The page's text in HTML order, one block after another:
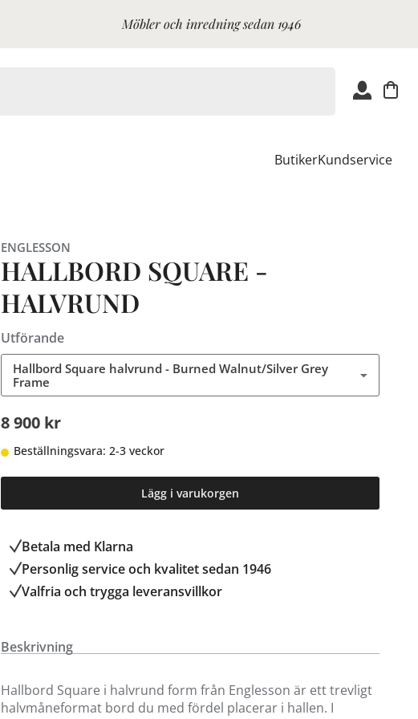
Möbler och inredning sedan 1946
ButikerKundservice
ENGLESSON
HALLBORD SQUARE -
HALVRUND
Utförande
Hallbord Square halvrund - Burned Walnut/Silver Grey
Frame
8 900 kr
Beställningsvara: 2-3 veckor
Lägg i varukorgen
Betala med Klarna
Personlig service och kvalitet sedan 1946
Valfria och trygga leveransvillkor
Beskrivning
Hallbord Square i halvrund form från Englesson är ett trevligt
halvmåneformat bord du med fördel placerar i hallen. I